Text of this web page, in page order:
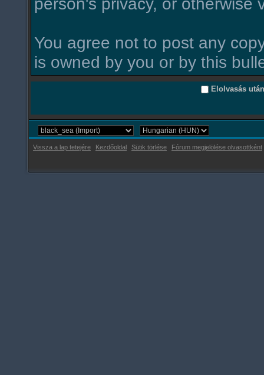
You agree not to post any
is owned by you or by this
Elolvasás
Vissza a lap tetejére Kezdőoldal Sütik törlése Fórum megjelölése olvasottként